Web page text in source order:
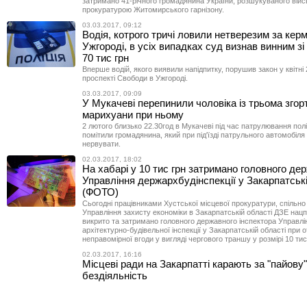
прокуратурою Житомирського гарнізону.
03.03.2017, 09:12
Водія, котрого тричі ловили нетверезим за
Ужгороді, в усіх випадках суд визнав винним
70 тис грн
Вперше водій, якого виявили напідпитку, порушив закон у
проспекті Свободи в Ужгороді.
03.03.2017, 09:09
У Мукачеві перепинили чоловіка із трьома
марихуани при ньому
2 лютого близько 22.30год в Мукачеві під час патрулювання
помітили громадянина, який при під'їзді патрульного
нервувати.
02.03.2017, 18:02
На хабарі у 10 тис грн затримано головного
Управління держархбудінспекції у
(ФОТО)
Сьогодні працівниками Хустської місцевої прокуратури,
Управління захисту економіки в Закарпатській області ДЗЕ
викрито та затримано головного державного інспектора
архітектурно-будівельної інспекції у Закарпатській області при
неправомірної вгоди у вигляді чергового траншу у розмірі 10
02.03.2017, 16:16
Місцеві ради на Закарпатті карають за "пайову"
бездіяльність